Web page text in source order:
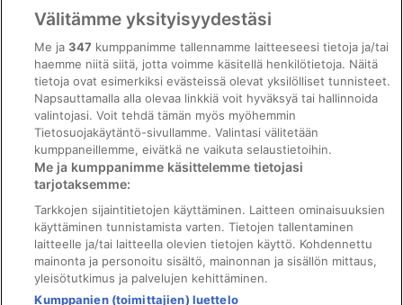
ebookers BONUS+ -ohjelman ehdot
Oikeudelliset tiedot / ota meihin yhteyttä
Sisältövaatimukset ja ilmoituksen tekeminen sisällöstä
Tuki
Ota yhteyttä
Varauksen muuttaminen tai peruuttaminen
Varaa lento lentoyhtiön hyvityskupongeilla
Hyvityksen hakeminen ja aikarajat
Välitämme yksityisyydestäsi
Me ja347 kumppanimme tallennamme laitteeseesi tietoja ja/tai
haemme niitä siitä, jotta voimme käsitellä henkilötietoja. Näitä
tietoja ovat esimerkiksi evästeissä olevat yksilölliset tunnisteet.
Napsauttamalla alla olevaa linkkiä voit hyväksyä tai hallinnoida
valintojasi. Voit tehdä tämän myös myöhemmin
Tietosuojakäytäntö-sivullamme. Valintasi välitetään
kumppaneillemme, eivätkä ne vaikuta selaustietoihin.
Me ja kumppanimme käsittelemme tietojasi
tarjotaksemme:
Tarkkojen sijaintitietojen käyttäminen. Laitteen ominaisuuksien
käyttäminen tunnistamista varten. Tietojen tallentaminen
laitteelle ja/tai laitteella olevien tietojen käyttö. Kohdennettu
mainonta ja personoitu sisältö, mainonnan ja sisällön mittaus,
yleisötutkimus ja palvelujen kehittäminen.
Kumppanien (toimittajien) luettelo